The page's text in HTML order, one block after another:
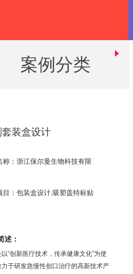
案例分类
装盒设计
称：浙江保尔曼生物科技有限
目：包装盒设计,吸塑盖特标贴
述：
“创新医疗技术，传承健康文化”为使
力于研发急慢性创口治疗的高新技术产